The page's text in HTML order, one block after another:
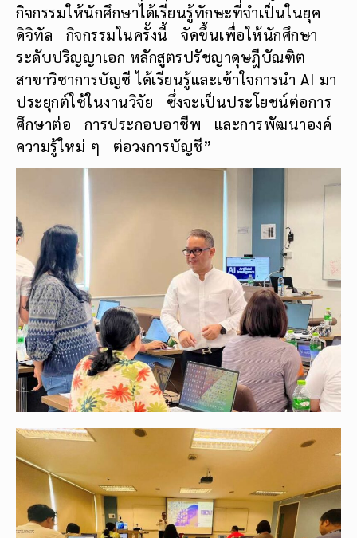
กิจกรรมให้นักศึกษาได้เรียนรู้ทักษะที่จำเป็นในยุค
ดิจิทัล กิจกรรมในครั้งนี้ จัดขึ้นเพื่อให้นักศึกษา
ระดับปริญญาเอก หลักสูตรปรัชญาดุษฎีบัณฑิต
สาขาวิชาการบัญชี ได้เรียนรู้และเข้าใจการนำ AI มา
ประยุกต์ใช้ในงานวิจัย ซึ่งจะเป็นประโยชน์ต่อการ
ศึกษาต่อ การประกอบอาชีพ และการพัฒนาองค์
ความรู้ใหม่ ๆ ต่อวงการบัญชี”